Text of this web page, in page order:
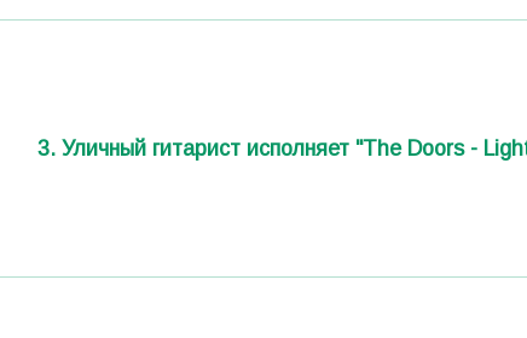
3. Уличный гитарист исполняет "The Doors -